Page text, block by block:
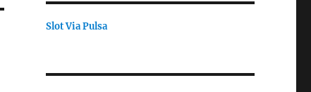
Slot Via Pulsa